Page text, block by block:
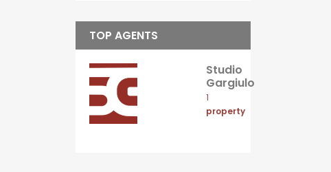
TOP AGENTS
Studio
Gargiulo
1
property